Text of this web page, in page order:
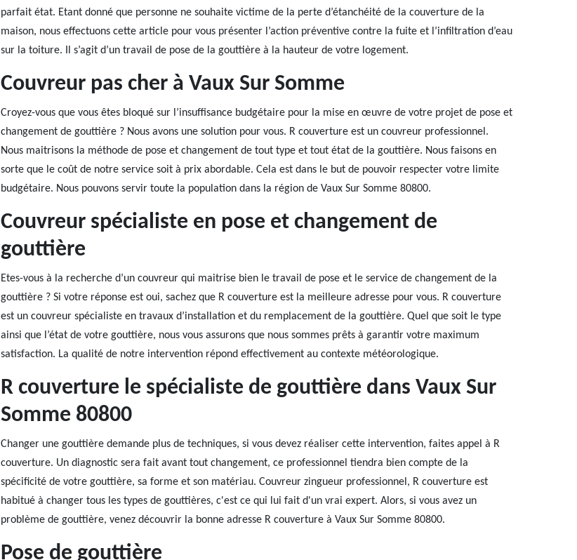
parfait état. Etant donné que personne ne souhaite victime de la perte d’étanchéité de la couverture de la
maison, nous effectuons cette article pour vous présenter l’action préventive contre la fuite et l’infiltration d’eau
sur la toiture. Il s’agit d’un travail de pose de la gouttière à la hauteur de votre logement.
Couvreur pas cher à Vaux Sur Somme
Croyez-vous que vous êtes bloqué sur l’insuffisance budgétaire pour la mise en œuvre de votre projet de pose et
changement de gouttière ? Nous avons une solution pour vous. R couverture est un couvreur professionnel.
Nous maitrisons la méthode de pose et changement de tout type et tout état de la gouttière. Nous faisons en
sorte que le coût de notre service soit à prix abordable. Cela est dans le but de pouvoir respecter votre limite
budgétaire. Nous pouvons servir toute la population dans la région de Vaux Sur Somme 80800.
Couvreur spécialiste en pose et changement de
gouttière
Etes-vous à la recherche d’un couvreur qui maitrise bien le travail de pose et le service de changement de la
gouttière ? Si votre réponse est oui, sachez que R couverture est la meilleure adresse pour vous. R couverture
est un couvreur spécialiste en travaux d’installation et du remplacement de la gouttière. Quel que soit le type
ainsi que l’état de votre gouttière, nous vous assurons que nous sommes prêts à garantir votre maximum
satisfaction. La qualité de notre intervention répond effectivement au contexte météorologique.
R couverture le spécialiste de gouttière dans Vaux Sur
Somme 80800
Changer une gouttière demande plus de techniques, si vous devez réaliser cette intervention, faites appel à R
couverture. Un diagnostic sera fait avant tout changement, ce professionnel tiendra bien compte de la
spécificité de votre gouttière, sa forme et son matériau. Couvreur zingueur professionnel, R couverture est
habitué à changer tous les types de gouttières, c'est ce qui lui fait d'un vrai expert. Alors, si vous avez un
problème de gouttière, venez découvrir la bonne adresse R couverture à Vaux Sur Somme 80800.
Pose de gouttière